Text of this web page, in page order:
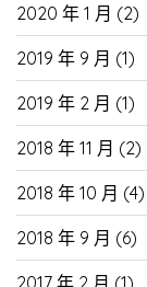
2020 年 1 月 (2)
2019 年 9 月 (1)
2019 年 2 月 (1)
2018 年 11 月 (2)
2018 年 10 月 (4)
2018 年 9 月 (6)
2017 年 2 月 (1)